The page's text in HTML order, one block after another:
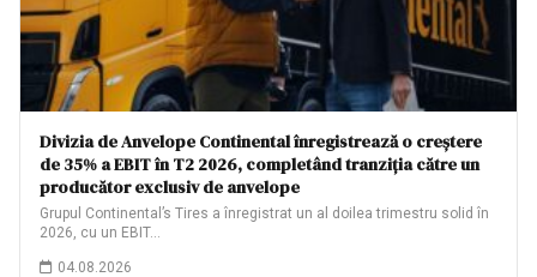
Divizia de Anvelope Continental înregistrează o creștere
de 35% a EBIT în T2 2026, completând tranziția către un
producător exclusiv de anvelope
Grupul Continental’s Tires a înregistrat un al doilea trimestru solid în
2026, cu un EBIT…
04.08.2026